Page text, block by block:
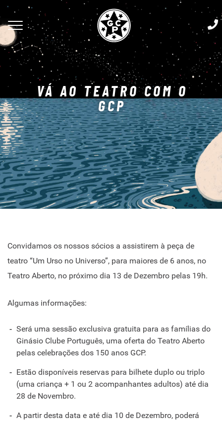
VÁ AO TEATRO COM O
GCP
Convidamos os nossos sócios a assistirem à peça de
teatro “Um Urso no Universo”, para maiores de 6 anos, no
Teatro Aberto, no próximo dia 13 de Dezembro pelas 19h.
Algumas informações:
Será uma sessão exclusiva gratuita para as famílias do
Ginásio Clube Português, uma oferta do Teatro Aberto
pelas celebrações dos 150 anos GCP.
Estão disponíveis reservas para bilhete duplo ou triplo
(uma criança + 1 ou 2 acompanhantes adultos) até dia
28 de Novembro.
A partir desta data e até dia 10 de Dezembro, poderá